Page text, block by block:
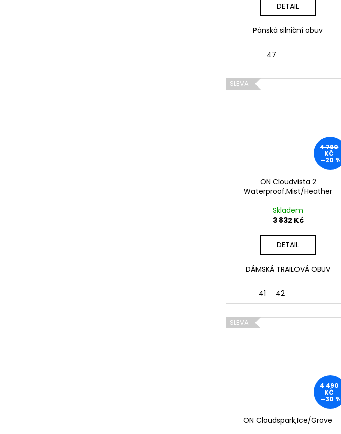
DETAIL
Pánská silniční obuv
47
SLEVA
4 790
KČ
–20 %
ON Cloudvista 2
Waterproof,Mist/Heather
Skladem
3 832 Kč
DETAIL
DÁMSKÁ TRAILOVÁ OBUV
41 42
SLEVA
4 490
KČ
–30 %
ON Cloudspark,Ice/Grove